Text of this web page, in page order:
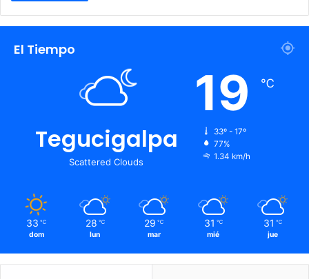
El Tiempo
Tegucigalpa
Scattered Clouds
19 ℃
33º - 17º
77%
1.34 km/h
33 ℃
dom
28 ℃
lun
29 ℃
mar
31 ℃
mié
31 ℃
jue